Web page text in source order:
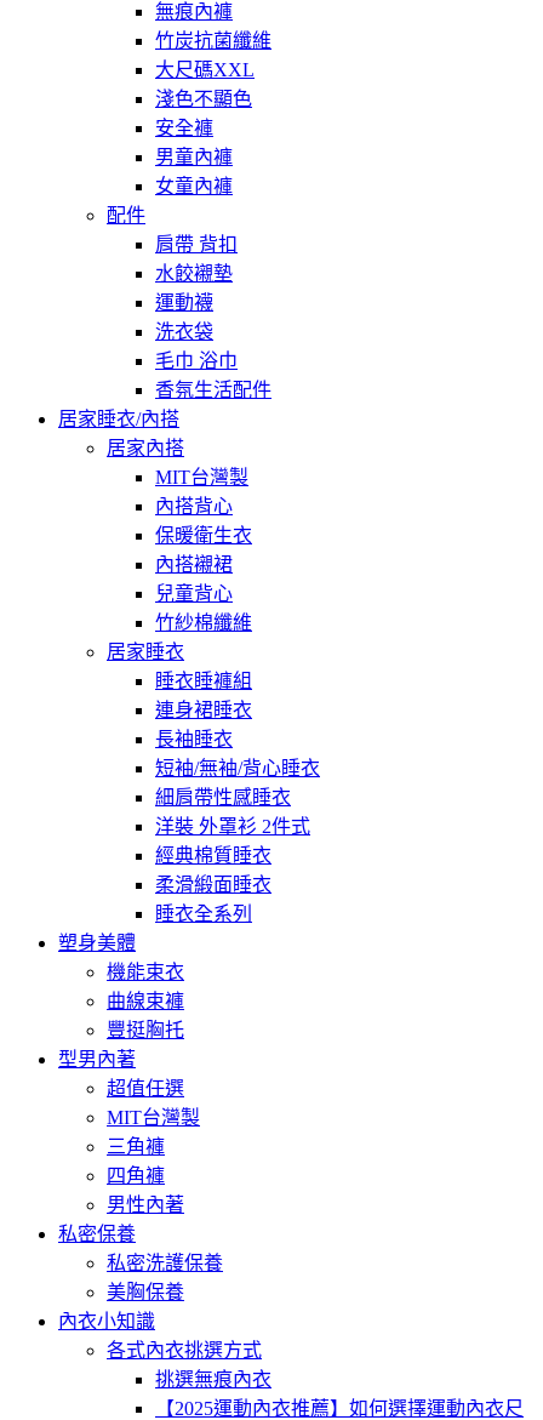
無痕內褲
竹炭抗菌纖維
大尺碼XXL
淺色不顯色
安全褲
男童內褲
女童內褲
配件
肩帶 背扣
水餃襯墊
運動襪
洗衣袋
毛巾 浴巾
香氛生活配件
居家睡衣/內搭
居家內搭
MIT台灣製
內搭背心
保暖衛生衣
內搭襯裙
兒童背心
竹紗棉纖維
居家睡衣
睡衣睡褲組
連身裙睡衣
長袖睡衣
短袖/無袖/背心睡衣
細肩帶性感睡衣
洋裝 外罩衫 2件式
經典棉質睡衣
柔滑緞面睡衣
睡衣全系列
塑身美體
機能束衣
曲線束褲
豐挺胸托
型男內著
超值任選
MIT台灣製
三角褲
四角褲
男性內著
私密保養
私密洗護保養
美胸保養
內衣小知識
各式內衣挑選方式
挑選無痕內衣
【2025運動內衣推薦】如何選擇運動內衣尺